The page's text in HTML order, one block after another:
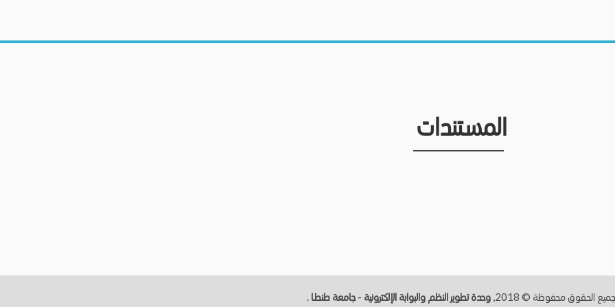
المستندات
جميع الحقوق محفوظة © 2018, وحدة تطوير النظم والبوابة الإلكترونية - جامعة طنطــا .